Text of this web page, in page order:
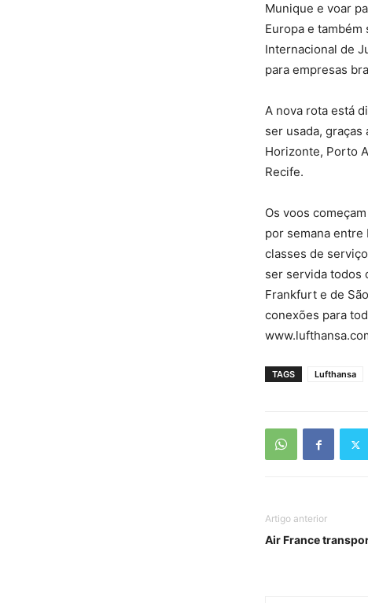
Munique e voar
Europa e
Internacional de
para empresas
A nova rota está
ser usada, graças
Horizonte, Porto
Recife.
Os voos
por semana
classes de
ser servida todos
Frankfurt e de
conexões para
TAGS Lufthansa
Artigo anterior
Air France